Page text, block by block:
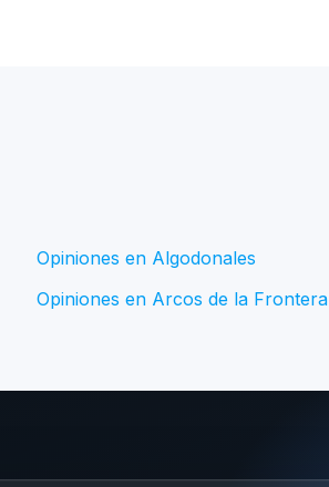
Opiniones en Algodonales
Opiniones en Arcos de la Frontera